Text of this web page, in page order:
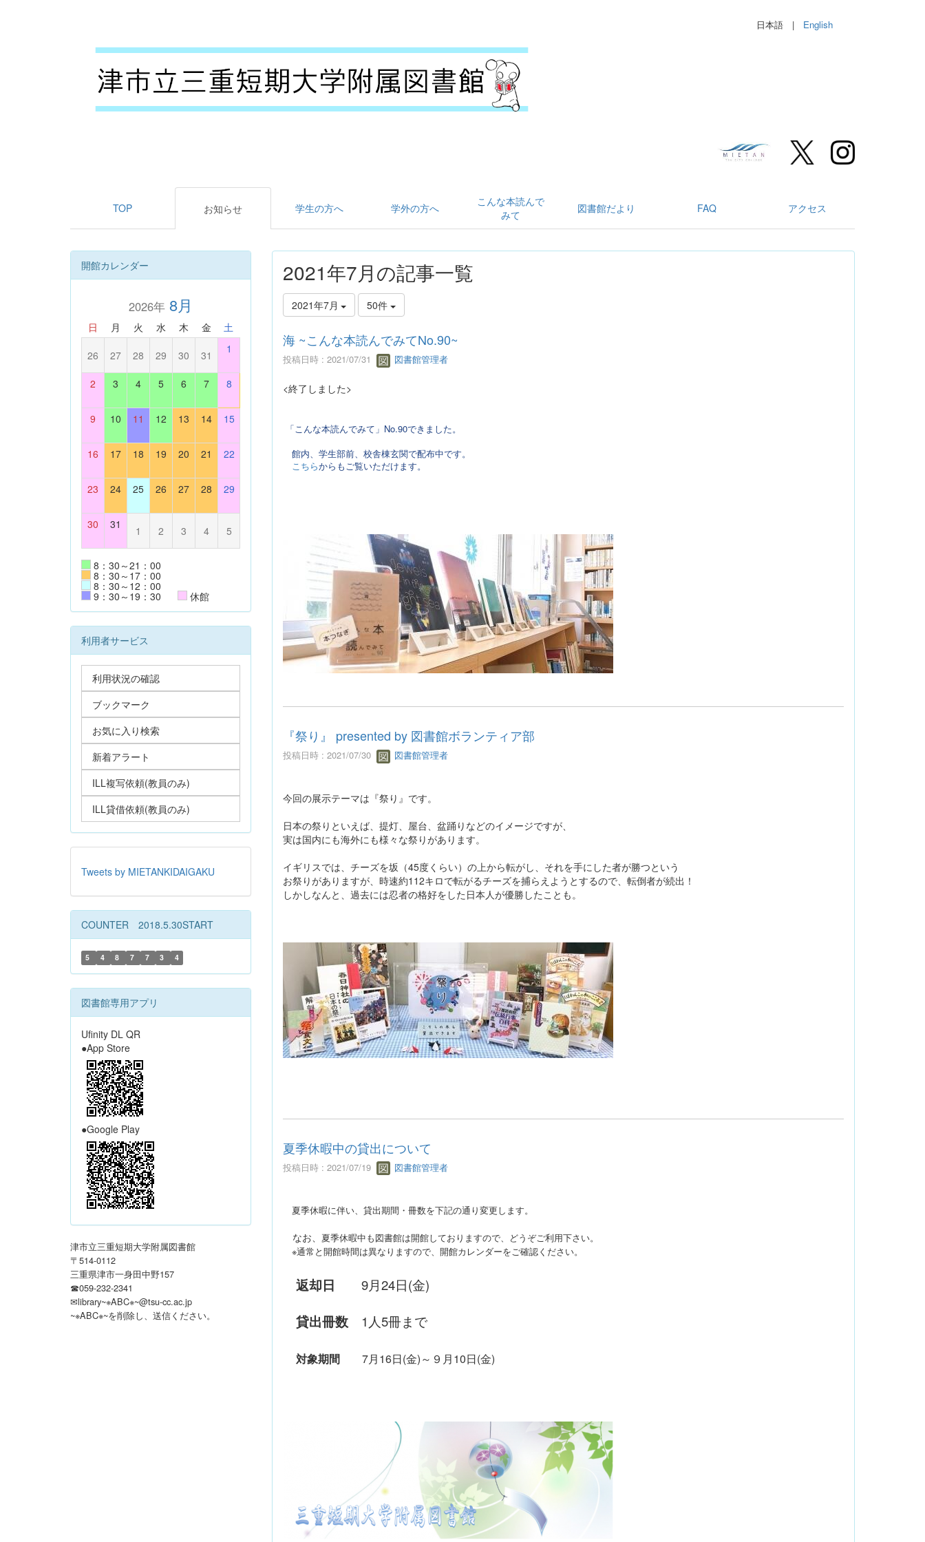
日本語 | English
TOP お知らせ 学生の方へ 学外の方へ
こんな本読んで
みて
図書館だより FAQ アクセス
2021年7月の記事一覧
2021年7月 50件
海 ~こんな本読んでみてNo.90~
投稿日時 : 2021/07/31 図書館管理者
<終了しました>
「こんな本読んでみて」No.90できました。
館内、学生部前、校舎棟玄関で配布中です。
こちらからもご覧いただけます。
『祭り』 presented by 図書館ボランティア部
投稿日時 : 2021/07/30 図書館管理者
今回の展示テーマは『祭り』です。
日本の祭りといえば、提灯、屋台、盆踊りなどのイメージですが、
実は国内にも海外にも様々な祭りがあります。
イギリスでは、チーズを坂（45度くらい）の上から転がし、それを手にした者が勝つという
お祭りがありますが、時速約112キロで転がるチーズを捕らえようとするので、転倒者が続出！
しかしなんと、過去には忍者の格好をした日本人が優勝したことも。
夏季休暇中の貸出について
投稿日時 : 2021/07/19 図書館管理者
夏季休暇に伴い、貸出期間・冊数を下記の通り変更します。
なお、
夏季休暇中も図書館は開館しておりますので、どうぞご利用下さい。
※通常と開館時間は異なりますので、開館カレンダーをご確認ください。
返却日 9月24日(金)
貸出冊数1人5冊まで
対象期間7月16日(金)～９月10日(金)
開館カレンダー
2026年8月
日 月 火 水 木 金 土
26 27 28 29 30 31 1
2 3 4 5 6 7 8
9 10 11 12 13 14 15
16 17 18 19 20 21 22
23 24 25 26 27 28 29
30 31 1 2 3 4 5
8：30～21：00
8：30～17：00
8：30～12：00
9：30～19：30 休館
利用者サービス
利用状況の確認
ブックマーク
お気に入り検索
新着アラート
ILL複写依頼(教員のみ)
ILL貸借依頼(教員のみ)
Tweets by MIETANKIDAIGAKU
COUNTER 2018.5.30START
5 4 8 7 7 3 4
図書館専用アプリ
Ufinity DL QR
●App Store
●Google Play
津市立三重短期大学附属図書館
〒514-0112
三重県津市一身田中野157
☎059-232-2341
✉library~※ABC※~@tsu-cc.ac.jp
~※ABC※~を削除し、送信ください。